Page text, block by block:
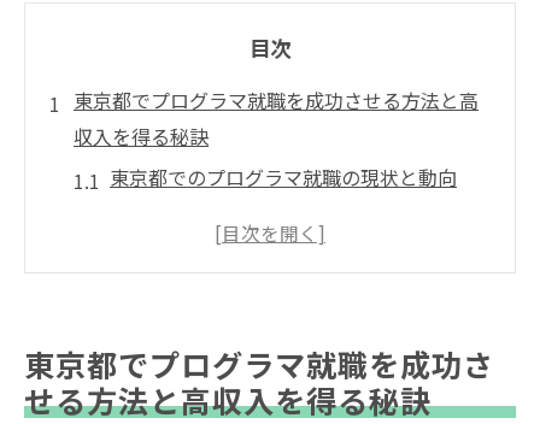
目次
東京都でプログラマ就職を成功させる方法と高
収入を得る秘訣
東京都でのプログラマ就職の現状と動向
高収入を実現するためのプログラマのスキ
東京都内で需要が高いプログラマの専門分
野
東京都でプログラマ就職を成功さ
せる方法と高収入を得る秘訣